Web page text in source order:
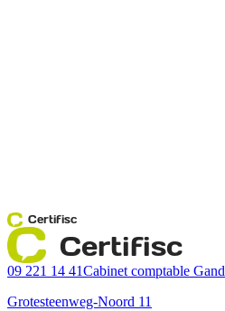
Certifisc
Certifisc
09 221 14 41Cabinet comptable Gand
Grotesteenweg-Noord 11